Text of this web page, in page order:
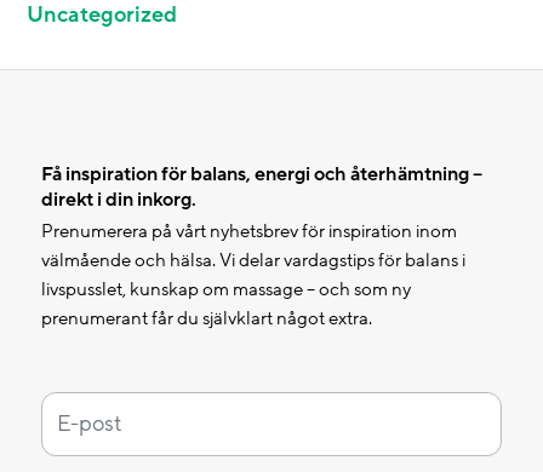
Uncategorized
Få inspiration för balans, energi och återhämtning –
direkt i din inkorg.
Prenumerera på vårt nyhetsbrev för inspiration inom
välmående och hälsa. Vi delar vardagstips för balans i
livspusslet, kunskap om massage – och som ny
prenumerant får du självklart något extra.